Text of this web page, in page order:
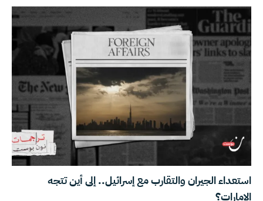
استعداء الجيران والتقارب مع إسرائيل.. إلى أين تتجه
الإمارات؟